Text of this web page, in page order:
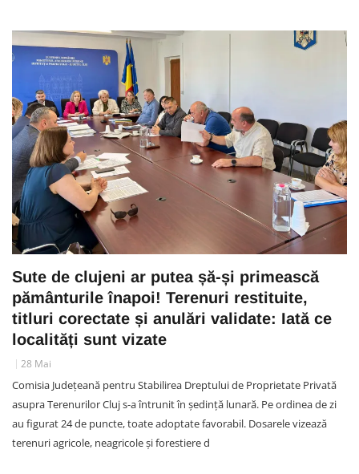
Sute de clujeni ar putea șă-și primească
pământurile înapoi! Terenuri restituite,
titluri corectate și anulări validate: Iată ce
localități sunt vizate
28 Mai
Comisia Județeană pentru Stabilirea Dreptului de Proprietate Privată
asupra Terenurilor Cluj s-a întrunit în ședință lunară. Pe ordinea de zi
au figurat 24 de puncte, toate adoptate favorabil. Dosarele vizează
terenuri agricole, neagricole și forestiere d